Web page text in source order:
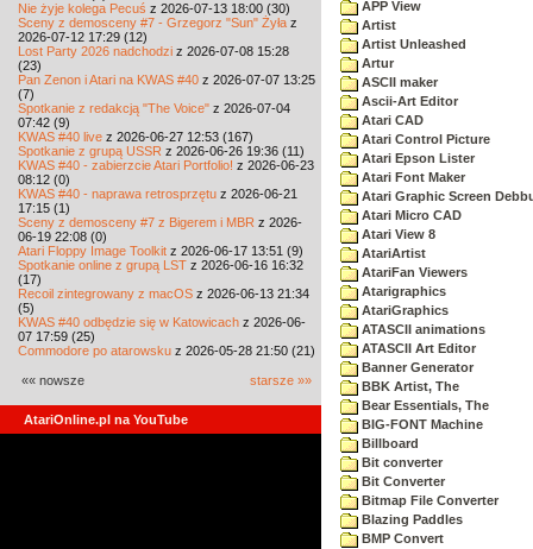
Nie żyje kolega Pecuś z 2026-07-13 18:00 (30)
Sceny z demosceny #7 - Grzegorz "Sun" Żyła z
2026-07-12 17:29 (12)
Lost Party 2026 nadchodzi z 2026-07-08 15:28
(23)
Pan Zenon i Atari na KWAS #40 z 2026-07-07 13:25
(7)
Spotkanie z redakcją "The Voice" z 2026-07-04
07:42 (9)
KWAS #40 live z 2026-06-27 12:53 (167)
Spotkanie z grupą USSR z 2026-06-26 19:36 (11)
KWAS #40 - zabierzcie Atari Portfolio! z 2026-06-23
08:12 (0)
KWAS #40 - naprawa retrosprzętu z 2026-06-21
17:15 (1)
Sceny z demosceny #7 z Bigerem i MBR z 2026-
06-19 22:08 (0)
Atari Floppy Image Toolkit z 2026-06-17 13:51 (9)
Spotkanie online z grupą LST z 2026-06-16 16:32
(17)
Recoil zintegrowany z macOS z 2026-06-13 21:34
(5)
KWAS #40 odbędzie się w Katowicach z 2026-06-
07 17:59 (25)
Commodore po atarowsku z 2026-05-28 21:50 (21)
«« nowsze starsze »»
AtariOnline.pl na YouTube
APP View
Artist
Artist Unleashed
Artur
ASCII maker
Ascii-Art Editor
Atari CAD
Atari Control Picture
Atari Epson Lister
Atari Font Maker
Atari Graphic Screen
Atari Micro CAD
Atari View 8
AtariArtist
AtariFan Viewers
Atarigraphics
AtariGraphics
ATASCII animations
ATASCII Art Editor
Banner Generator
BBK Artist, The
Bear Essentials, The
BIG-FONT Machine
Billboard
Bit converter
Bit Converter
Bitmap File Converter
Blazing Paddles
BMP Convert